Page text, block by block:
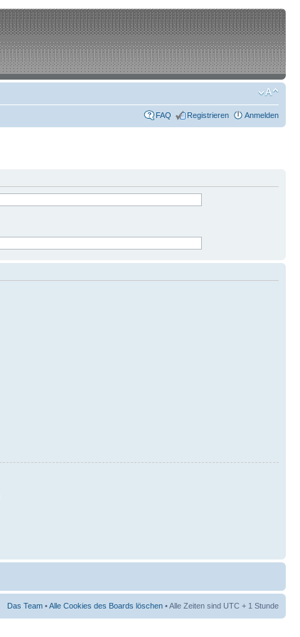
FAQ Registrieren Anmelden
Das Team •Alle Cookies des Boards löschen • Alle Zeiten sind UTC + 1 Stunde